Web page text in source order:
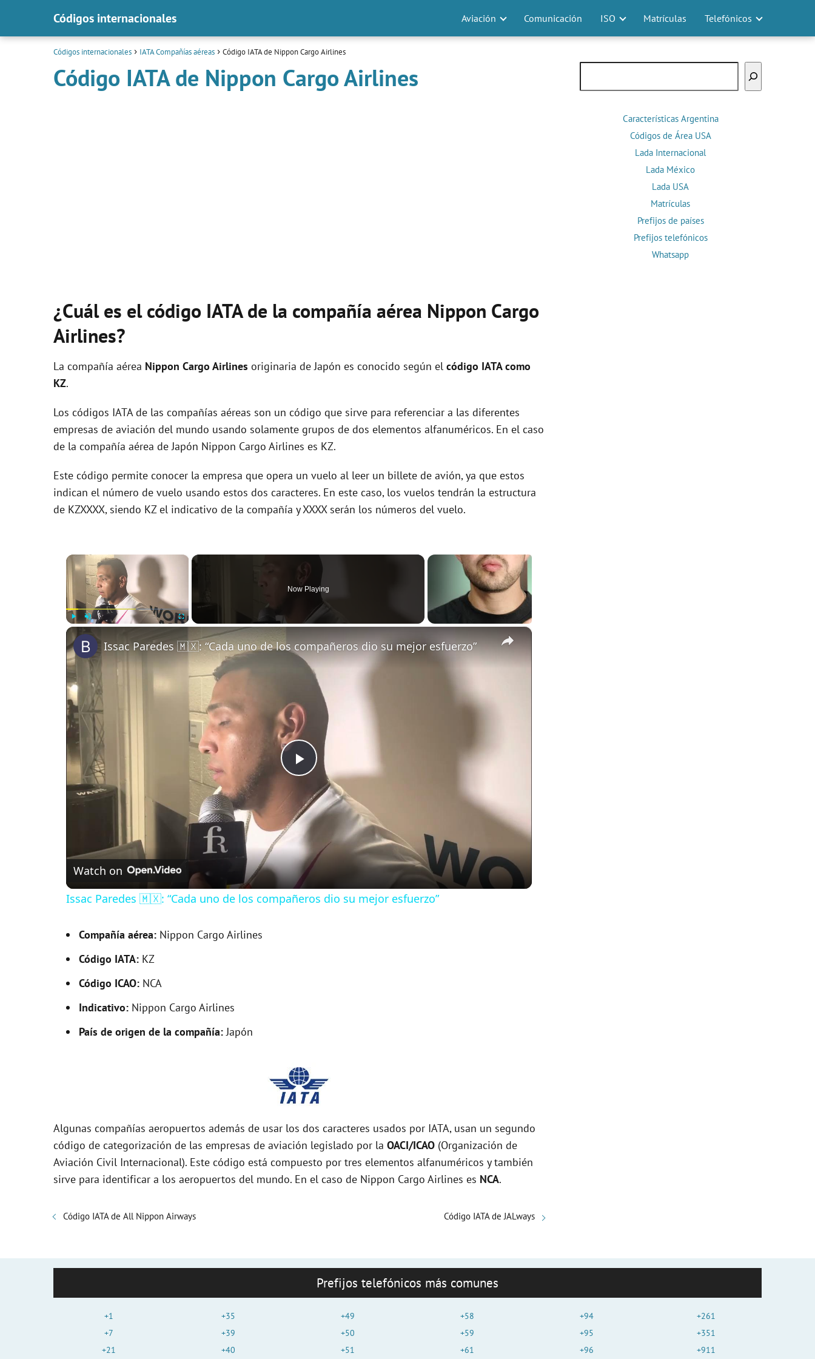
Códigos internacionales Aviación Comunicación ISO Matrículas Telefónicos
Códigos internacionales IATA Compañías aéreas Código IATA de Nippon Cargo Airlines
Código IATA de Nippon Cargo Airlines
¿Cuál es el código IATA de la compañía aérea Nippon Cargo
Airlines?
La compañía aérea Nippon Cargo Airlines originaria de Japón es conocido según el código IATA como
KZ.
Los códigos IATA de las compañías aéreas son un código que sirve para referenciar a las diferentes
empresas de aviación del mundo usando solamente grupos de dos elementos alfanuméricos. En el caso
de la compañía aérea de Japón Nippon Cargo Airlines es KZ.
Este código permite conocer la empresa que opera un vuelo al leer un billete de avión, ya que estos
indican el número de vuelo usando estos dos caracteres. En este caso, los vuelos tendrán la estructura
de KZXXXX, siendo KZ el indicativo de la compañía y XXXX serán los números del vuelo.
×
Now Playing
×
P
l
a
y
o
Issac Paredes 🇲🇽: “Cada uno de los compañeros dio su mejor esfuerzo”
Watch on
Issac Paredes 🇲🇽: “Cada uno de los compañeros dio su mejor esfuerzo”
Compañía aérea: Nippon Cargo Airlines
Código IATA: KZ
Código ICAO: NCA
Indicativo: Nippon Cargo Airlines
País de origen de la compañía:Japón
Algunas compañías aeropuertos además de usar los dos caracteres usados por IATA, usan un segundo
código de categorización de las empresas de aviación legislado por la OACI/ICAO (Organización de
Aviación Civil Internacional). Este código está compuesto por tres elementos alfanuméricos y también
sirve para identificar a los aeropuertos del mundo. En el caso de Nippon Cargo Airlines es NCA.
Código IATA de All Nippon Airways Código IATA de JALways
Características Argentina
Códigos de Área USA
Lada Internacional
Lada México
Lada USA
Matrículas
Prefijos de países
Prefijos telefónicos
Whatsapp
Prefijos telefónicos más comunes
+1
+7
+21
+35
+39
+40
+49
+50
+51
+58
+59
+61
+94
+95
+96
+261
+351
+911